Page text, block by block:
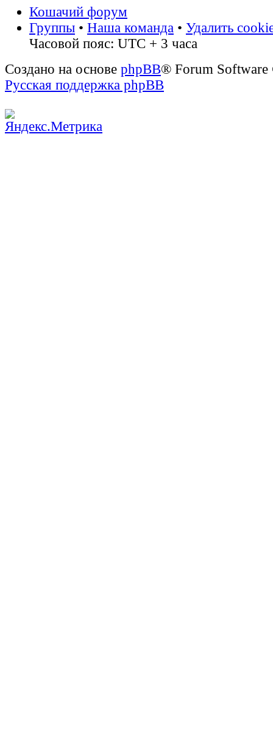
Кошачий форум
Группы • Наша команда • Удалить
Часовой пояс: UTC + 3 часа
Создано на основе phpBB® Forum
Русская поддержка phpBB